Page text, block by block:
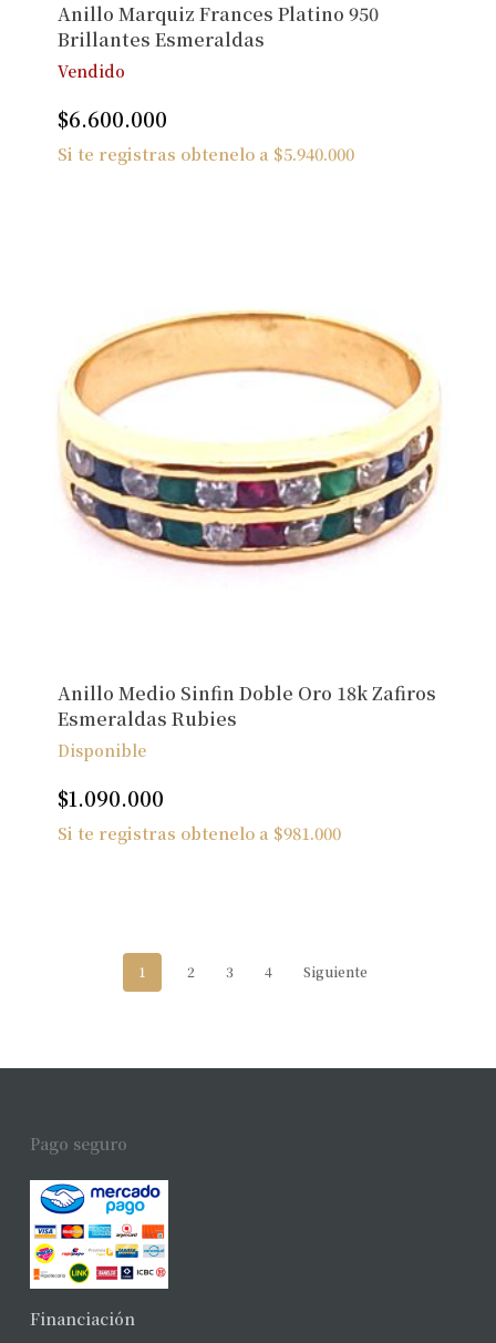
Anillo Marquiz Frances Platino 950
Brillantes Esmeraldas
Vendido
$6.600.000
Si te registras obtenelo a $5.940.000
Anillo Medio Sinfin Doble Oro 18k Zafiros
Esmeraldas Rubies
Disponible
$1.090.000
Si te registras obtenelo a $981.000
1 2 3 4 Siguiente
Pago seguro
Financiación